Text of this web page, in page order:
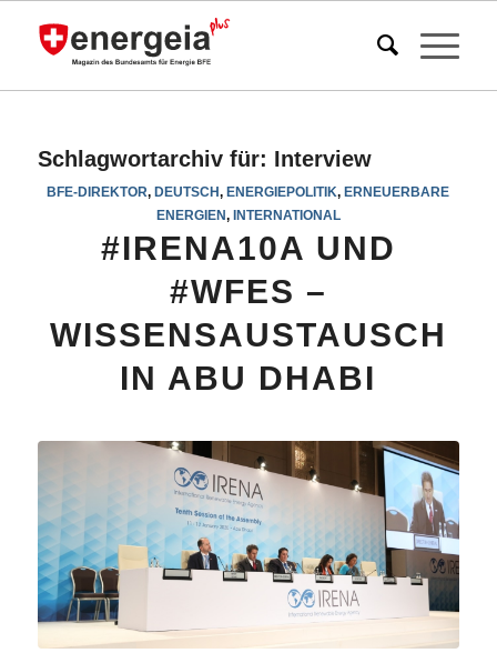
Schlagwortarchiv für: Interview
BFE-DIREKTOR,DEUTSCH,ENERGIEPOLITIK,ERNEUERBARE
ENERGIEN, INTERNATIONAL
#IRENA10A UND
#WFES –
WISSENSAUSTAUSCH
IN ABU DHABI